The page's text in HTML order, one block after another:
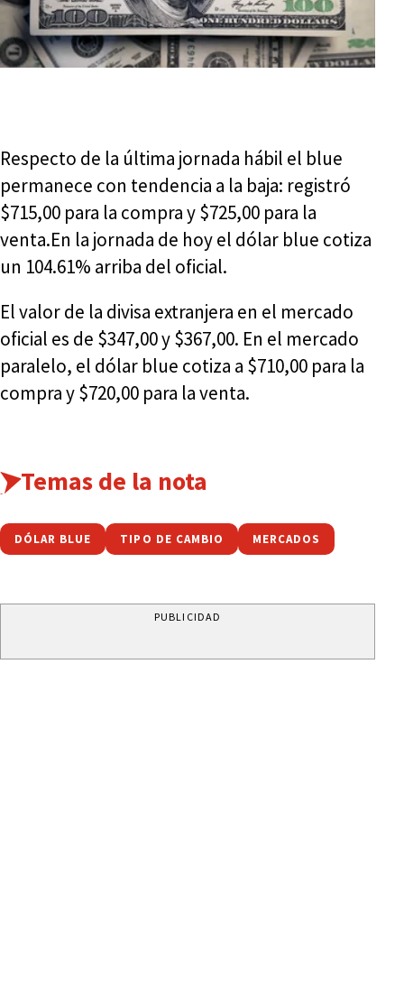
Respecto de la última jornada hábil el blue
permanece con tendencia a la baja: registró
$715,00 para la compra y $725,00 para la
venta.En la jornada de hoy el dólar blue cotiza
un 104.61% arriba del oficial.
El valor de la divisa extranjera en el mercado
oficial es de $347,00 y $367,00. En el mercado
paralelo, el dólar blue cotiza a $710,00 para la
compra y $720,00 para la venta.
Temas de la nota
DÓLAR BLUE TIPO DE CAMBIO MERCADOS
PUBLICIDAD